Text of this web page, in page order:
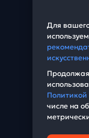
Для
Продолжая
Политикой
числе на